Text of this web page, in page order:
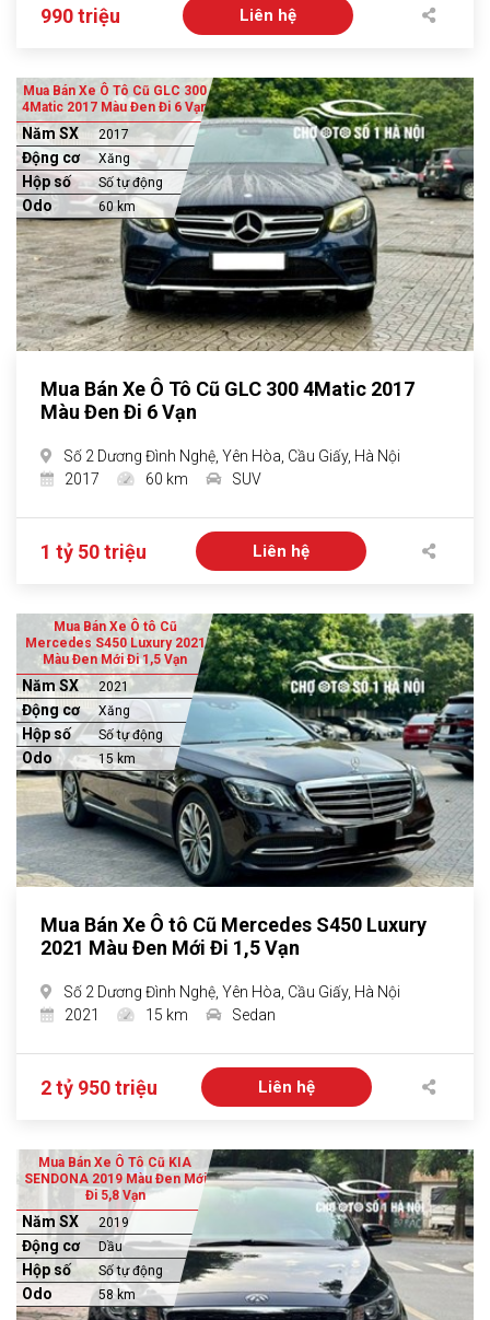
990 triệu Liên hệ
Mua Bán Xe Ô Tô Cũ GLC 300
4Matic 2017 Màu Đen Đi 6 Vạn
Năm SX 2017
Động cơ Xăng
Hộp số Số tự động
Odo 60 km
Mua Bán Xe Ô Tô Cũ GLC 300 4Matic 2017
Màu Đen Đi 6 Vạn
Số 2 Dương Đình Nghệ, Yên Hòa, Cầu Giấy, Hà Nội
2017
60 km SUV
1 tỷ 50 triệu Liên hệ
Mua Bán Xe Ô tô Cũ
Mercedes S450 Luxury 2021
Màu Đen Mới Đi 1,5 Vạn
Năm SX 2021
Động cơ Xăng
Hộp số Số tự động
Odo 15 km
Mua Bán Xe Ô tô Cũ Mercedes S450 Luxury
2021 Màu Đen Mới Đi 1,5 Vạn
Số 2 Dương Đình Nghệ, Yên Hòa, Cầu Giấy, Hà Nội
2021
15 km Sedan
2 tỷ 950 triệu Liên hệ
Mua Bán Xe Ô Tô Cũ KIA
SENDONA 2019 Màu Đen Mới
Đi 5,8 Vạn
Năm SX 2019
Động cơ Dầu
Hộp số Số tự động
Odo 58 km